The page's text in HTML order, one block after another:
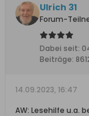
Ulrich 31
Forum-
Dabei seit:
Beiträge:
14.09.2023, 16:47
AW: Lesehilfe u.a.